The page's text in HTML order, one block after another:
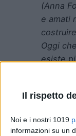
Il rispetto
Noi e i nostri 1019
informazioni su un
(Anna
e amati
Oggi
esiste
(Biagio
genitori
ancora
a